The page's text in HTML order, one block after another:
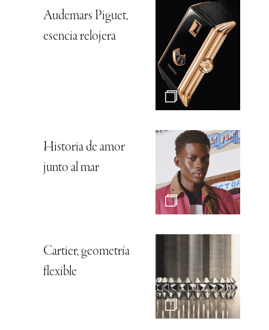
Audemars Piguet,
esencia relojera
Historia de amor
junto al mar
Cartier, geometría
flexible